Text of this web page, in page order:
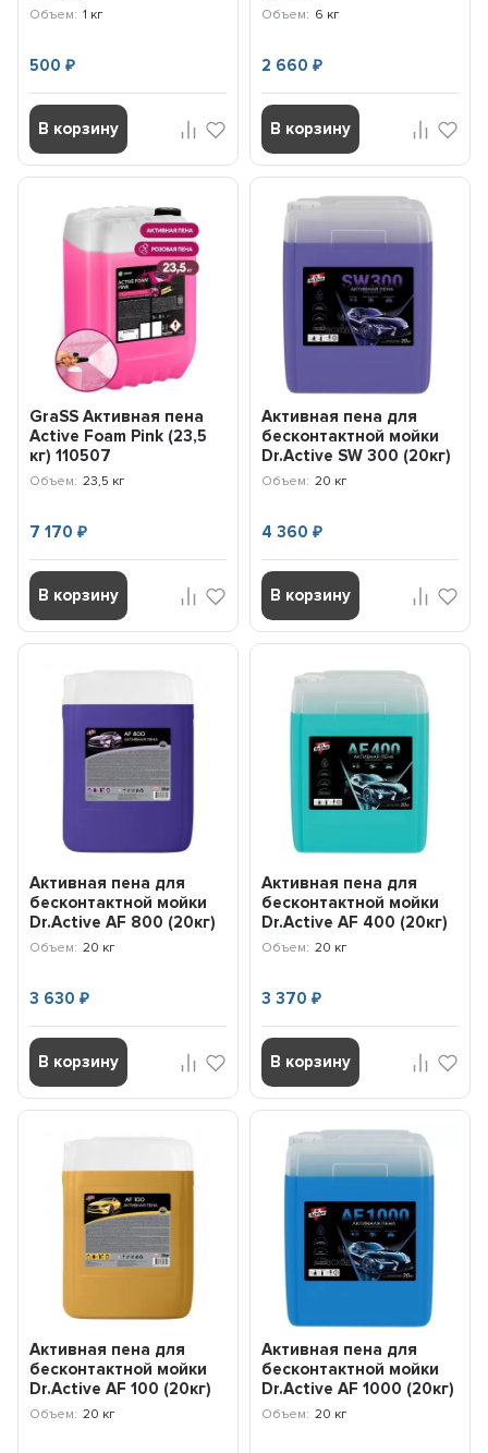
Объем: 1 кг
500₽
В корзину
Объем: 6 кг
2 660 ₽
В корзину
GraSS Активная пена
Active Foam Pink (23,5
кг) 110507
Объем: 23,5 кг
7 170₽
В корзину
Активная пена для
бесконтактной мойки
Dr.Active SW 300 (20кг)
802912 SINTEC
Объем: 20 кг
4 360 ₽
В корзину
Активная пена для
бесконтактной мойки
Dr.Active AF 800 (20кг)
802532 SINTEC
Объем: 20 кг
3 630₽
В корзину
Активная пена для
бесконтактной мойки
Dr.Active AF 400 (20кг)
802541 SINTEC
Объем: 20 кг
3 370 ₽
В корзину
Активная пена для
бесконтактной мойки
Dr.Active AF 100 (20кг)
802529 SINTEC
Объем: 20 кг
Активная пена для
бесконтактной мойки
Dr.Active AF 1000 (20кг)
802534 SINTEC
Объем: 20 кг